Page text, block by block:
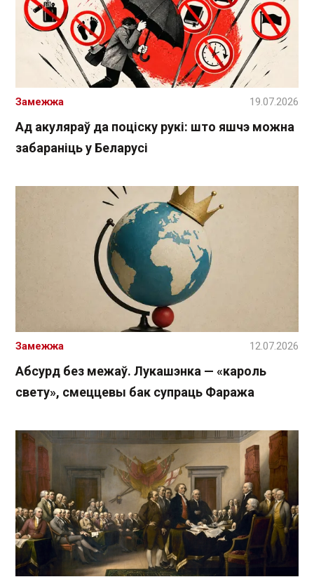
Ад акуляраў да поціску рукі: што яшчэ можна
забараніць у Беларусі
Замежжа 19.07.2026
Абсурд без межаў. Лукашэнка — «кароль
свету», смеццевы бак супраць Фаража
Замежжа 12.07.2026